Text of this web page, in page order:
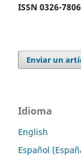
ISSN 0326-7806
Enviar un
Idioma
English
Español